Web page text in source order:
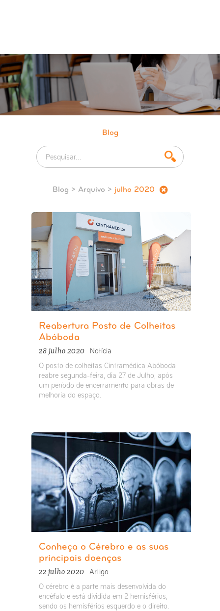
Blog
Blog > Arquivo > julho 2020
Reabertura Posto de Colheitas
Abóboda
28 julho 2020
Notícia
O posto de colheitas Cintramédica Abóboda
reabre segunda-feira, dia 27 de Julho, após
um período de encerramento para obras de
melhoria do espaço.
Conheça o Cérebro e as suas
principais doenças
22 julho 2020
Artigo
O cérebro é a parte mais desenvolvida do
encéfalo e está dividida em 2 hemisférios,
sendo os hemisférios esquerdo e o direito.